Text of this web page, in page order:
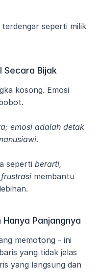
seperti milik
Secara Bijak
kosong. Emosi
emosi adalah detak
seperti berarti,
frustrasi membantu
Panjangnya
memotong - ini
yang tidak jelas
yang langsung dan